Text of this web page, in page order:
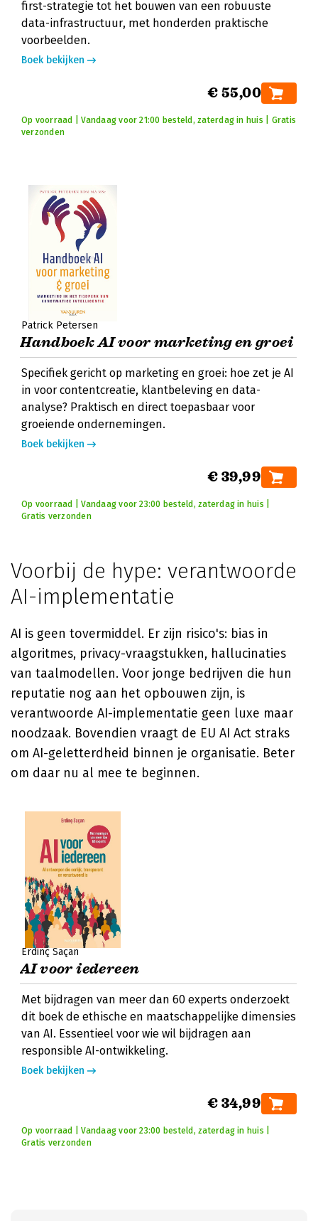
first-strategie tot het bouwen van een robuuste
data-infrastructuur, met honderden praktische
voorbeelden.
Boek bekijken
€ 55,00
Op voorraad | Vandaag voor 21:00 besteld, zaterdag in huis | Gratis
verzonden
Patrick Petersen
Handboek AI voor marketing en groei
Specifiek gericht op marketing en groei: hoe zet je AI
in voor contentcreatie, klantbeleving en data-
analyse? Praktisch en direct toepasbaar voor
groeiende ondernemingen.
Boek bekijken
€ 39,99
Op voorraad | Vandaag voor 23:00 besteld, zaterdag in huis |
Gratis verzonden
Voorbij de hype: verantwoorde
AI-implementatie
AI is geen tovermiddel. Er zijn risico's: bias in
algoritmes, privacy-vraagstukken, hallucinaties
van taalmodellen. Voor jonge bedrijven die hun
reputatie nog aan het opbouwen zijn, is
verantwoorde AI-implementatie geen luxe maar
noodzaak. Bovendien vraagt de EU AI Act straks
om AI-geletterdheid binnen je organisatie. Beter
om daar nu al mee te beginnen.
Erdinç Saçan
AI voor iedereen
Met bijdragen van meer dan 60 experts onderzoekt
dit boek de ethische en maatschappelijke dimensies
van AI. Essentieel voor wie wil bijdragen aan
responsible AI-ontwikkeling.
Boek bekijken
€ 34,99
Op voorraad | Vandaag voor 23:00 besteld, zaterdag in huis |
Gratis verzonden